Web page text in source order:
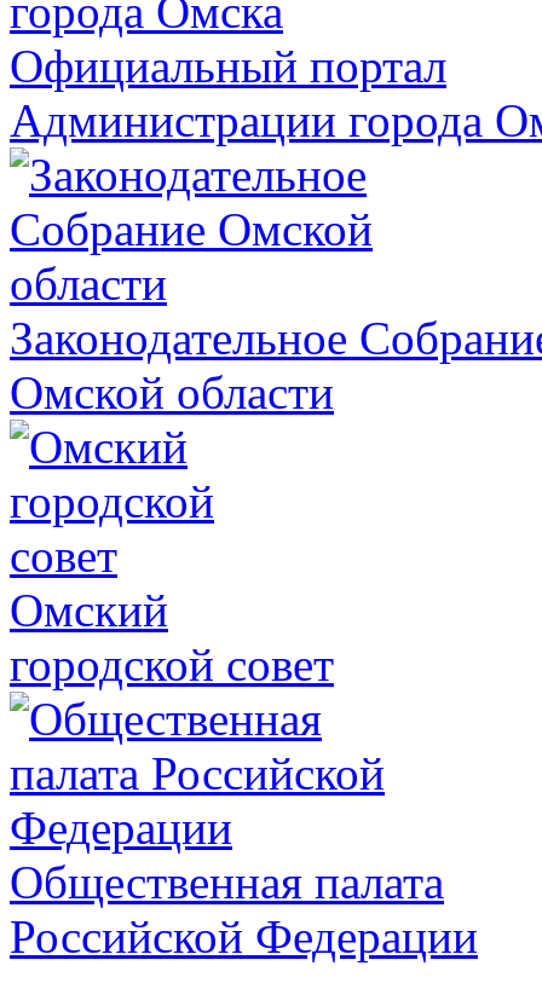
Официальный портал
Администрации города
Законодательное
Омской области
Омский
городской совет
Общественная палата
Российской Федерации